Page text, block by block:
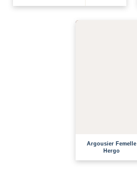
Argousier Femelle
Hergo